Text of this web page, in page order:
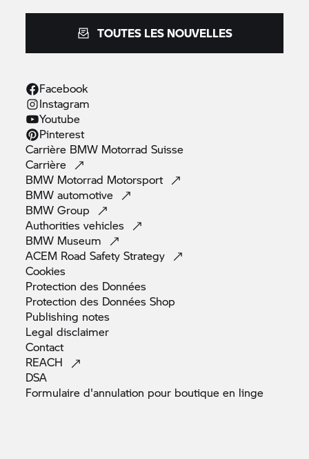
TOUTES LES NOUVELLES
Facebook
Instagram
Youtube
Pinterest
Carrière BMW Motorrad Suisse
Carrière
BMW Motorrad Motorsport
BMWautomotive
BMWGroup
Authoritiesvehicles
BMW Museum
ACEM Road SafetyStrategy
Cookies
Protection des Données
Protection des DonnéesShop
Publishing notes
Legaldisclaimer
Contact
REACH
DSA
Formulaire d'annulation pour boutique en linge